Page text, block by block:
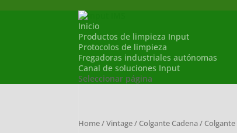
Inicio
Productos de limpieza Input
Protocolos de limpieza
Fregadoras industriales autónomas
Canal de soluciones Input
Seleccionar página
Home/Vintage/ Colgante Cadena/